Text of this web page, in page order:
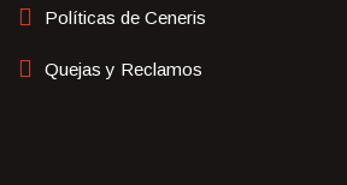
Políticas de Ceneris
Quejas y Reclamos